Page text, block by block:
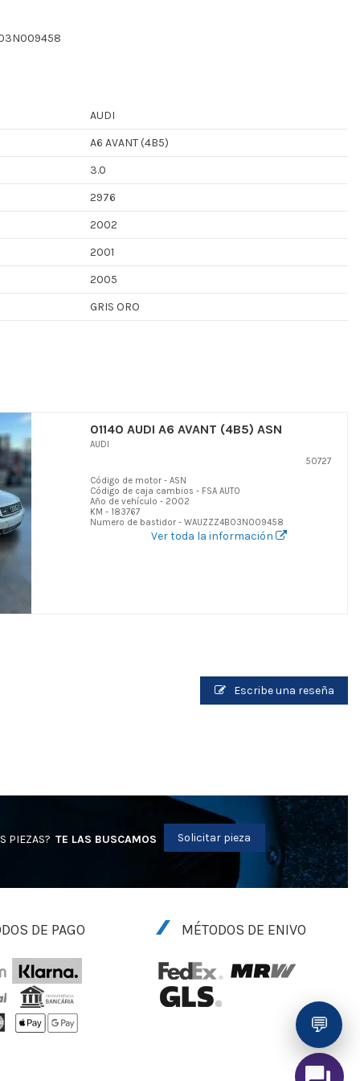
AUDI
A6 AVANT (4B5)
3.0
2976
2002
2001
2005
GRIS ORO
01140 AUDI A6 AVANT (4B5) ASN
AUDI
50727
Código de motor - ASN
Código de caja cambios - FSA AUTO
Año de vehículo - 2002
KM - 183767
Numero de bastidor - WAUZZZ4B03N009458
Ver toda la información
Escribe una reseña
PIEZAS? TE LAS BUSCAMOS Solicitar pieza
DE PAGO MÉTODOS DE ENIVO
💬